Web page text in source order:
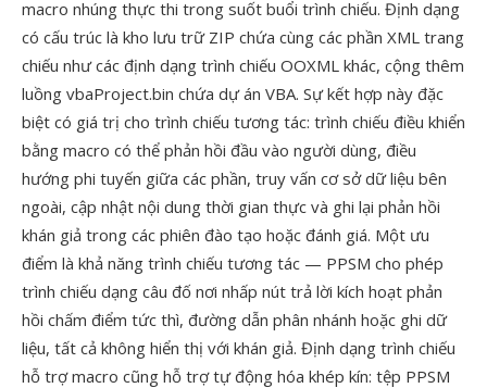
macro nhúng thực thi trong suốt buổi trình chiếu. Định dạng
có cấu trúc là kho lưu trữ ZIP chứa cùng các phần XML trang
chiếu như các định dạng trình chiếu OOXML khác, cộng thêm
luồng vbaProject.bin chứa dự án VBA. Sự kết hợp này đặc
biệt có giá trị cho trình chiếu tương tác: trình chiếu điều khiển
bằng macro có thể phản hồi đầu vào người dùng, điều
hướng phi tuyến giữa các phần, truy vấn cơ sở dữ liệu bên
ngoài, cập nhật nội dung thời gian thực và ghi lại phản hồi
khán giả trong các phiên đào tạo hoặc đánh giá. Một ưu
điểm là khả năng trình chiếu tương tác — PPSM cho phép
trình chiếu dạng câu đố nơi nhấp nút trả lời kích hoạt phản
hồi chấm điểm tức thì, đường dẫn phân nhánh hoặc ghi dữ
liệu, tất cả không hiển thị với khán giả. Định dạng trình chiếu
hỗ trợ macro cũng hỗ trợ tự động hóa khép kín: tệp PPSM